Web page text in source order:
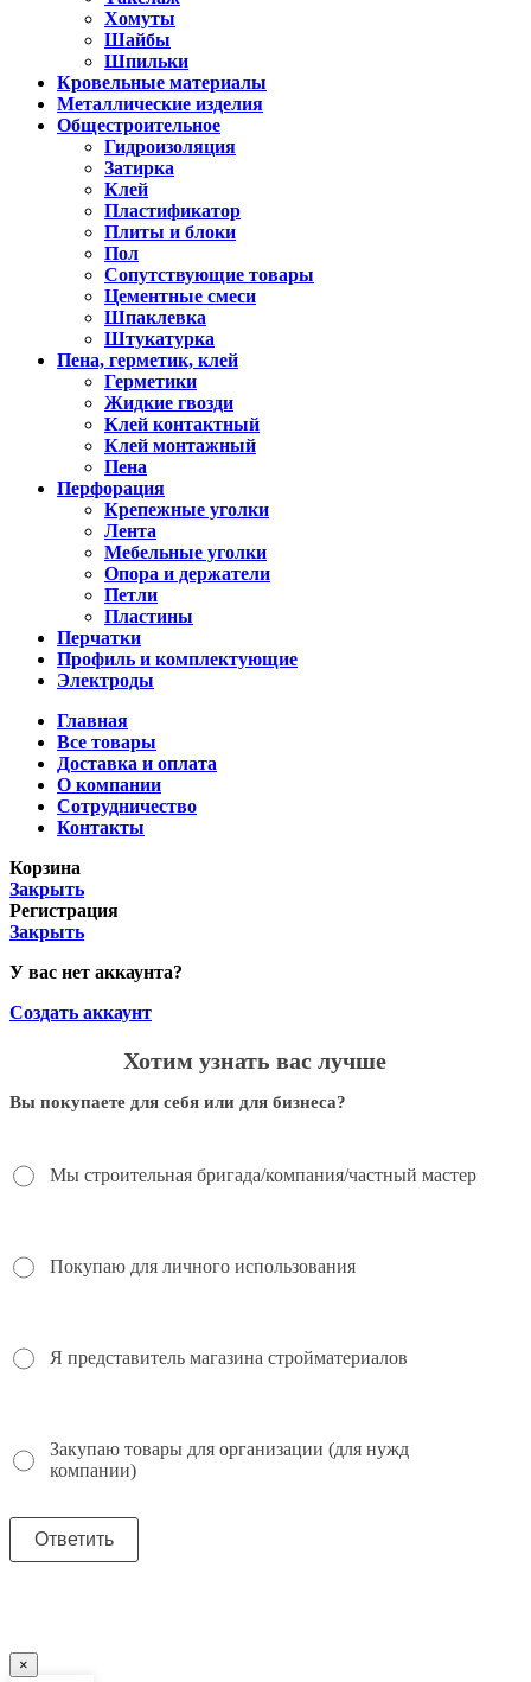
Хомуты
Шайбы
Шпильки
Кровельные материалы
Металлические изделия
Общестроительное
Гидроизоляция
Затирка
Клей
Пластификатор
Плиты и блоки
Пол
Сопутствующие товары
Цементные смеси
Шпаклевка
Штукатурка
Пена, герметик, клей
Герметики
Жидкие гвозди
Клей контактный
Клей монтажный
Пена
Перфорация
Крепежные уголки
Лента
Мебельные уголки
Опора и держатели
Петли
Пластины
Перчатки
Профиль и комплектующие
Электроды
Главная
Все товары
Доставка и оплата
О компании
Сотрудничество
Контакты
Корзина
Закрыть
Регистрация
Закрыть
У вас нет аккаунта?
Создать аккаунт
Хотим узнать вас лучше
Вы покупаете для себя или для бизнеса?
Мы строительная бригада/компания/частный мастер
Покупаю для личного использования
Я представитель магазина стройматериалов
Закупаю товары для организации (для нужд
компании)
×